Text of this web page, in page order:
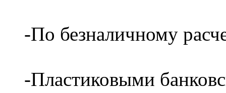
-По безналичному
-Пластиковыми